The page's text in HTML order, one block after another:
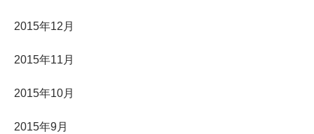
2015年12月
2015年11月
2015年10月
2015年9月